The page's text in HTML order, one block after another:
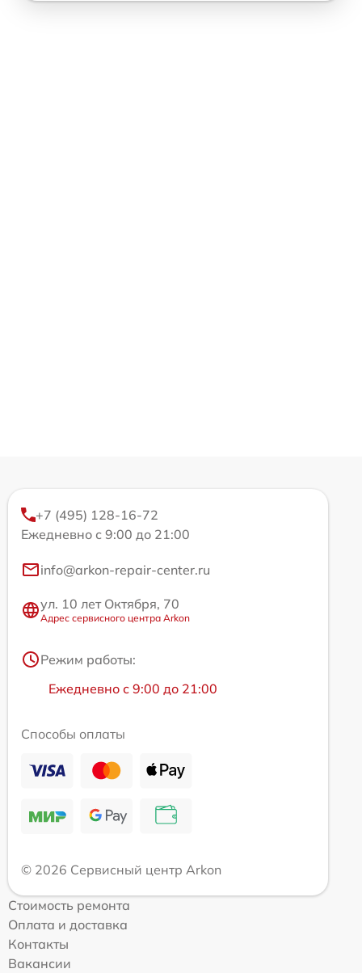
+7 (495) 128-16-72
Ежедневно с 9:00 до 21:00
info@arkon-repair-center.ru
ул. 10 лет Октября, 70
Адрес сервисного центра Arkon
Режим работы:
Ежедневно с 9:00 до 21:00
Способы оплаты
© 2026 Сервисный центр Arkon
Стоимость ремонта
Оплата и доставка
Контакты
Вакансии